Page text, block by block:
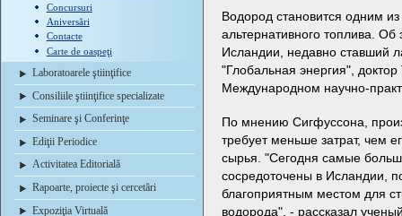
Concursuri
Aniversări
Contacte
Carte de oaspeţi
Laboratoarele ştiinţifice
Consiliile ştiinţifice specializate
Seminare şi Conferinţe
Ediţii Periodice
Activitatea Editorială
Rapoarte, proiecte şi cercetări
Expoziţia Virtuală
Водород становится одним
альтернативного топлива.
Исландии, недавно ставший
"Глобальная энергия",
Международном научно-
По мнению Сигфуссона,
требует меньше затрат, чем
сырья. "Сегодня самые
сосредоточены в Исландии,
благоприятным местом для
водорода", - рассказал